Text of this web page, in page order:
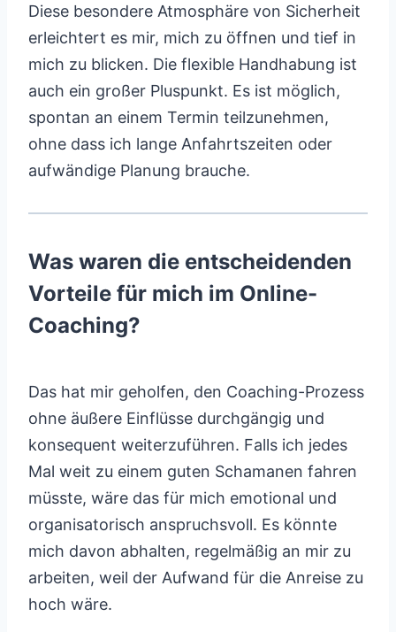
Diese besondere Atmosphäre von Sicherheit
erleichtert es mir, mich zu öffnen und tief in
mich zu blicken. Die flexible Handhabung ist
auch ein großer Pluspunkt. Es ist möglich,
spontan an einem Termin teilzunehmen,
ohne dass ich lange Anfahrtszeiten oder
aufwändige Planung brauche.
Was waren die entscheidenden
Vorteile für mich im Online-
Coaching?
Das hat mir geholfen, den Coaching-Prozess
ohne äußere Einflüsse durchgängig und
konsequent weiterzuführen. Falls ich jedes
Mal weit zu einem guten Schamanen fahren
müsste, wäre das für mich emotional und
organisatorisch anspruchsvoll. Es könnte
mich davon abhalten, regelmäßig an mir zu
arbeiten, weil der Aufwand für die Anreise zu
hoch wäre.